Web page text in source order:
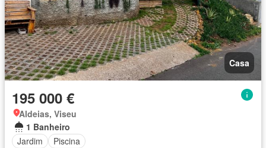
Casa
195 000 €
Aldeias, Viseu
1 Banheiro
Jardim
Piscina